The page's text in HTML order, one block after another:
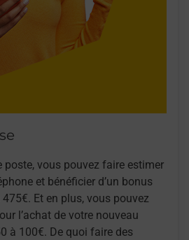
poste, vous pouvez faire estimer
et bénéficier d’un bonus
Et en plus, vous pouvez
l’achat de votre nouveau
à 100€. De quoi faire des